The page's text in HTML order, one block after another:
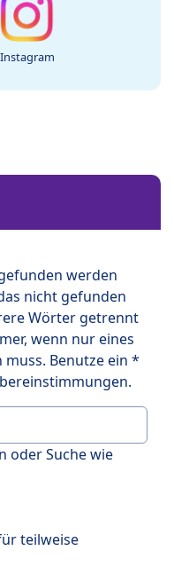
Instagram
werden
nicht gefunden
Wörter getrennt
wenn nur eines
Benutze ein *
oder Suche wie
teilweise